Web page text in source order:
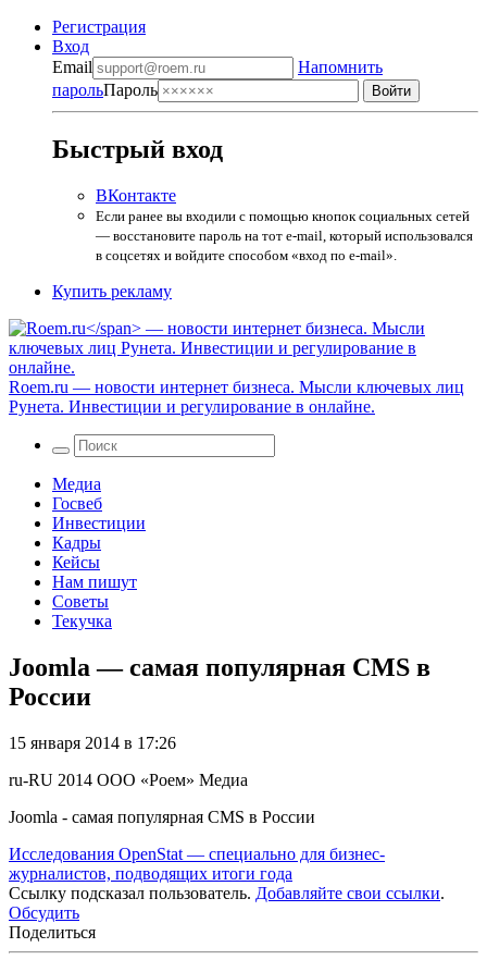
Регистрация
Вход
Email
Напомнить
парольПароль
Быстрый вход
ВКонтакте
Если ранее вы входили с помощью кнопок социальных сетей
— восстановите пароль на тот e-mail, который использовался
в соцсетях и войдите способом «вход по e-mail».
Купить рекламу
Roem.ru — новости интернет бизнеса. Мысли ключевых лиц
Рунета. Инвестиции и регулирование в онлайне.
Медиа
Госвеб
Инвестиции
Кадры
Кейсы
Нам пишут
Советы
Текучка
Joomla — самая популярная CMS в
России
15 января 2014 в 17:26
ru-RU 2014 ООО «Роем» Медиа
Joomla - самая популярная CMS в России
Исследования OpenStat — специально для бизнес-
журналистов, подводящих итоги года
Ссылку подсказал пользователь. Добавляйте свои ссылки.
Обсудить
Поделиться